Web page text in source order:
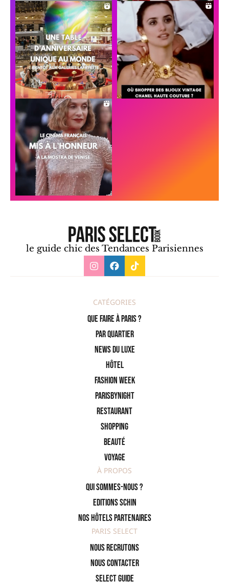
le guide chic des Tendances Parisiennes
CATÉGORIES
Que faire à Paris ?
PAR QUARTIER
News du Luxe
Hôtel
Fashion Week
ParisByNight
Restaurant
Shopping
Beauté
Voyage
À PROPOS
Qui sommes-nous ?
Editions SCHIN
Nos hôtels partenaires
PARIS SELECT
Nous recrutons
Nous contacter
Select Guide